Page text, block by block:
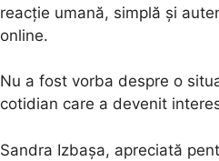
reacție umană, simplă și
online.
Nu a fost vorba despre o
cotidian care a devenit
Sandra Izbașa, apreciată